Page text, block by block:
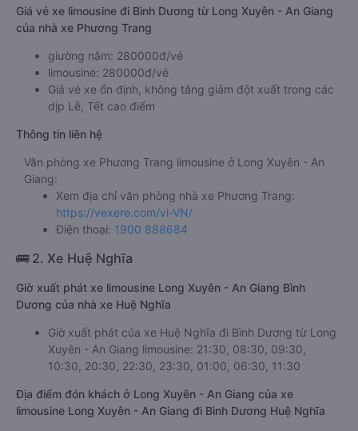
Giá vé xe limousine đi Bình Dương từ Long Xuyên - An Giang
của nhà xe Phương Trang
giường nằm: 280000đ/vé
limousine: 280000đ/vé
Giá vé xe ổn định, không tăng giảm đột xuất trong các
dịp Lễ, Tết cao điểm
Thông tin liên hệ
Văn phòng xe Phương Trang limousine ở Long Xuyên - An
Giang:
Xem địa chỉ văn phòng nhà xe Phương Trang:
https://vexere.com/vi-VN/
Điện thoại: 1900 888684
🚌 2. Xe Huệ Nghĩa
Giờ xuất phát xe limousine Long Xuyên - An Giang Bình
Dương của nhà xe Huệ Nghĩa
Giờ xuất phát của xe Huệ Nghĩa đi Bình Dương từ Long
Xuyên - An Giang limousine: 21:30, 08:30, 09:30,
10:30, 20:30, 22:30, 23:30, 01:00, 06:30, 11:30
Địa điểm đón khách ở Long Xuyên - An Giang của xe
limousine Long Xuyên - An Giang đi Bình Dương Huệ Nghĩa